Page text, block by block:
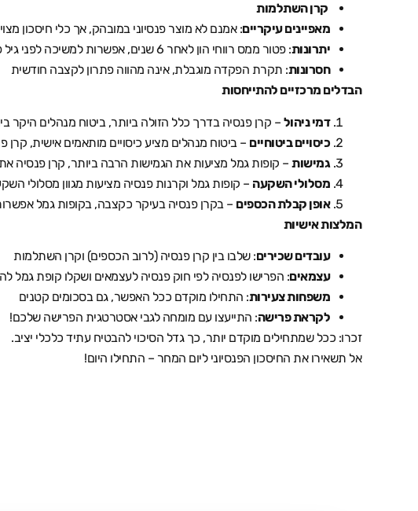
קרן השתלמות
מאפיינים עיקריים: אמנם לא מוצר פנסיוני במובהק, אך כלי חיסכון מצוין
יתרונות: פטור ממס רווחי הון לאחר 6 שנים, אפשרות למשיכה לפני גיל פרישה
חסרונות: תקרת הפקדה מוגבלת, אינה מהווה פתרון לקצבה חודשית
הבדלים מרכזיים להתייחסות
דמי ניהול – קרן פנסיה בדרך כלל הזולה ביותר, ביטוח מנהלים היקר
כיסויים ביטוחיים – ביטוח מנהלים מציע כיסויים מותאמים אישית, קרן
גמישות – קופות גמל מציעות את הגמישות הרבה ביותר, קרן פנסיה
מסלולי השקעה – קופות גמל וקרנות פנסיה מציעות מגוון מסלולי
אופן קבלת הכספים – בקרן פנסיה בעיקר כקצבה, בקופות גמל
המלצות אישיות
עובדים שכירים: שלבו בין קרן פנסיה (לרוב הכספים) וקרן השתלמות
עצמאים: הפרישו לפנסיה לפי חוק פנסיה לעצמאים ושקלו קופת גמל
משפחות צעירות: התחילו מוקדם ככל האפשר, גם בסכומים קטנים
לקראת פרישה: התייעצו עם מומחה לגבי אסטרטגית הפרישה שלכם!
זכרו: ככל שמתחילים מוקדם יותר, כך גדל הסיכוי להבטיח עתיד כלכלי יציב.
אל תשאירו את החיסכון הפנסיוני ליום המחר – התחילו היום!